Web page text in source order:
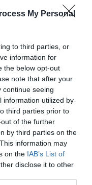
My Personal
to third parties, or
information for
the below opt-out
note that after your
continue seeing
information utilized by
third parties prior to
of the further
by third parties on the
information may
on the IAB’s List of
disclose it to other
contempla
impulsar el
i el
efectiva
la
Mas ha
encara